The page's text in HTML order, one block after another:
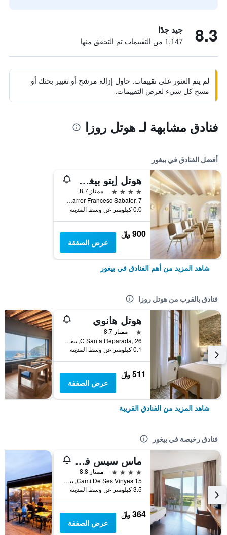
8.3 جيد جدًا
1,147 من التقييمات تم التحقق منها
لم يتم العثور على تقييمات. حاول إزالة مرشح أو تغيير بحثك أو
مسح كل شيء لعرض التقييمات.
فنادق مشابهة لـ هوتل روزا
أفضل الفنادق في بيغور
هوتل إيتو بيغو ، أفيلياتيد باي ميليا
4 نجوم
ممتاز 8.7
Carrer Francesc Sabater, 7, بيغور, كاتالونيا, أسبانيا
0.0 كيلومتر عن وسط المدينة
900 ﷼
عرض الصفقة
شاهد المزيد من أهم الفنادق في بيغور
فنادق بالقرب من هوتل روزا
هوتل هانوي
نجمة واحدة
ممتاز 8.7
C Santa Reparada, 26, بيغور, كاتالونيا, أسبانيا
0.1 كيلومتر عن وسط المدينة
511 ﷼
عرض الصفقة
شاهد المزيد من الفنادق القريبة
فنادق رخيصة في بيغور
ماس سيس فينيس - لبالغين فقط
4 نجوم
ممتاز 8.8
Cami De Ses Vinyes 15, بيغور, كاتالونيا, أسبانيا
3.5 كيلومتر عن وسط المدينة
364 ﷼
عرض الصفقة